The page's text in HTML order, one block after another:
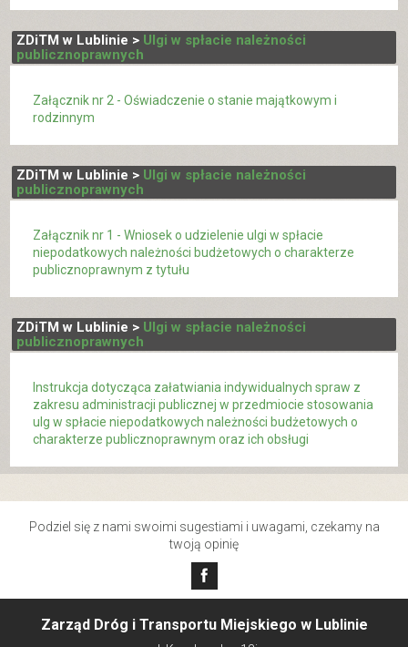
ZDiTM w Lublinie > Ulgi w spłacie należności
publicznoprawnych
Załącznik nr 2 - Oświadczenie o stanie majątkowym i
rodzinnym
ZDiTM w Lublinie > Ulgi w spłacie należności
publicznoprawnych
Załącznik nr 1 - Wniosek o udzielenie ulgi w spłacie
niepodatkowych należności budżetowych o charakterze
publicznoprawnym z tytułu
ZDiTM w Lublinie > Ulgi w spłacie należności
publicznoprawnych
Instrukcja dotycząca załatwiania indywidualnych spraw z
zakresu administracji publicznej w przedmiocie stosowania
ulg w spłacie niepodatkowych należności budżetowych o
charakterze publicznoprawnym oraz ich obsługi
Podziel się z nami swoimi sugestiami i uwagami, czekamy na
twoją opinię
Zarząd Dróg i Transportu Miejskiego w Lublinie